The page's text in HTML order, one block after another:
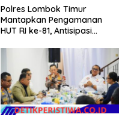
Polres Lombok Timur
Mantapkan Pengamanan
HUT RI ke-81, Antisipasi
Agenda Kapolri